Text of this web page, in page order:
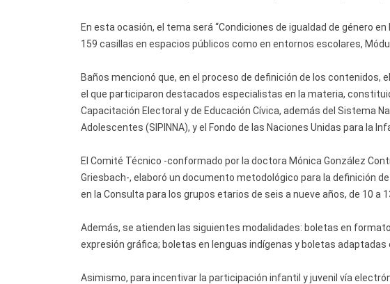
En esta ocasión, el tema será “Condiciones de igualdad de género
159 casillas en espacios públicos como en entornos escolares,
Baños mencionó que, en el proceso de definición de los contenidos,
el que participaron destacados especialistas en la materia,
Capacitación Electoral y de Educación Cívica, además del Sistema
Adolescentes (SIPINNA), y el Fondo de las Naciones Unidas para la
El Comité Técnico -conformado por la doctora Mónica González
Griesbach-, elaboró un documento metodológico para la definición
en la Consulta para los grupos etarios de seis a nueve años, de 10 a
Además, se atienden las siguientes modalidades: boletas en
expresión gráfica; boletas en lenguas indígenas y boletas adaptadas
Asimismo, para incentivar la participación infantil y juvenil vía